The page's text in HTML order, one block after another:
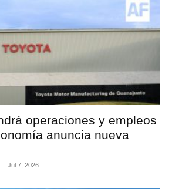
operaciones y empleos
anuncia nueva
- Jul 7, 2026